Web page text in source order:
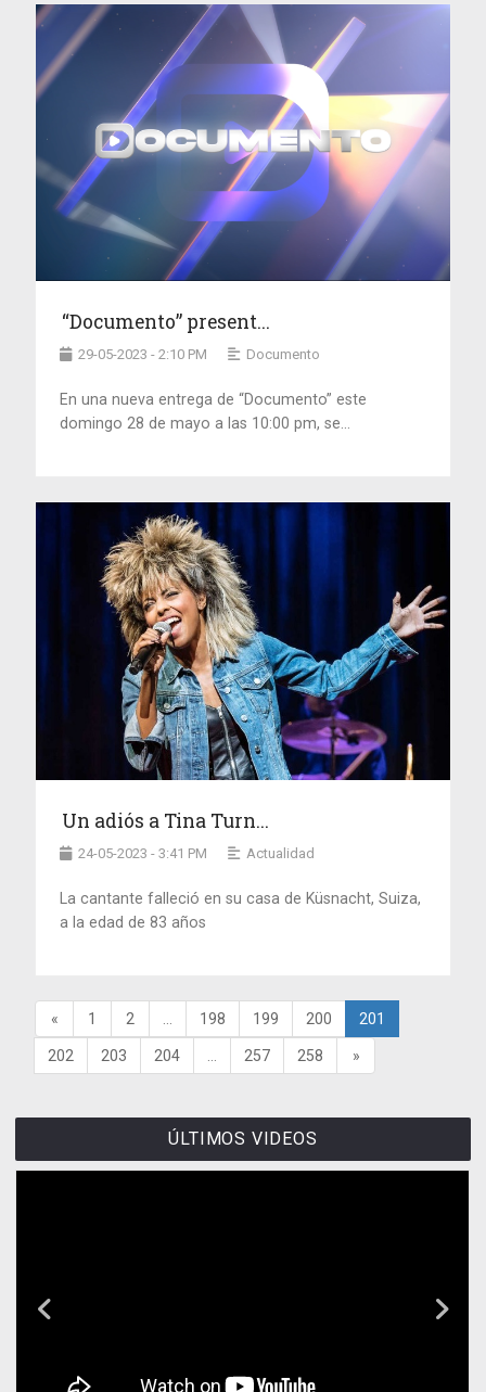
“Documento” present...
29-05-2023 - 2:10 PM Documento
En una nueva entrega de “Documento” este
domingo 28 de mayo a las 10:00 pm, se...
Un adiós a Tina Turn...
24-05-2023 - 3:41 PM Actualidad
La cantante falleció en su casa de Küsnacht, Suiza,
a la edad de 83 años
« 1 2 198 199 200 201
202 203 204 257 258 »
ÚLTIMOS VIDEOS